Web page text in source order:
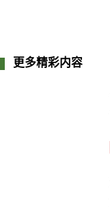
更多精彩内容